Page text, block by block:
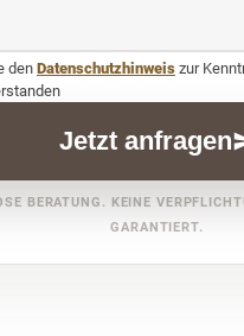
denDatenschutzhinweis zur
Jetzt anfragen
BERATUNG. KEINE
GARANTIERT.